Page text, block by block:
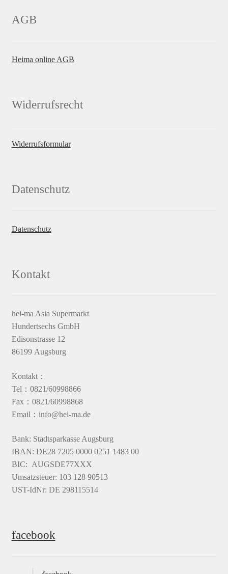
AGB
Heima online AGB
Widerrufsrecht
Widerrufsformular
Datenschutz
Datenschutz
Kontakt
hei-ma Asia Supermarkt
Hundertsechs GmbH
Edisonstrasse 12
86199 Augsburg
Kontakt：
Tel：0821/60998866
Fax：0821/60998868
Email：info@hei-ma.de
Bank: Stadtsparkasse Augsburg
IBAN: DE28 7205 0000 0251 1483 00
BIC: AUGSDE77XXX
Umsatzsteuer: 103 128 90513
UST-IdNr: DE 298115514
facebook